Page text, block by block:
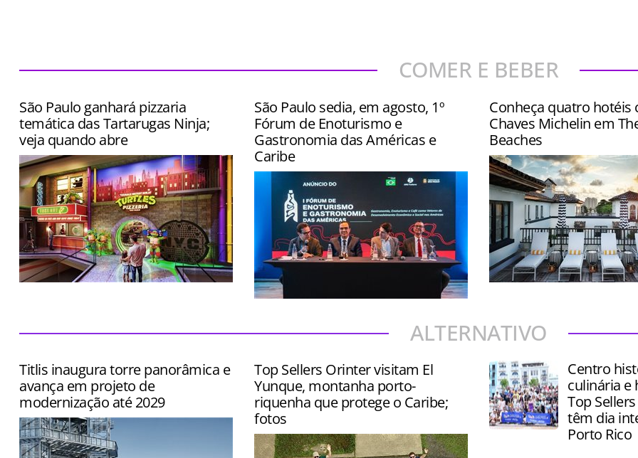
COMER E BEBER
São Paulo ganhará pizzaria
temática das Tartarugas Ninja;
veja quando abre
São Paulo sedia, em agosto, 1º
Fórum de Enoturismo e
Gastronomia das Américas e
Caribe
exposição de produtos como vinhos,
queijos, cafés e chocolates
Conheça quatro hotéis
Chaves Michelin em
Beaches
alto padrão
ALTERNATIVO
Titlis inaugura torre panorâmica e
avança em projeto de
modernização até 2029
Top Sellers Orinter visitam El
Yunque, montanha porto-
riquenha que protege o Caribe;
fotos
Centro
culinária e
Top
têm dia
Porto Rico